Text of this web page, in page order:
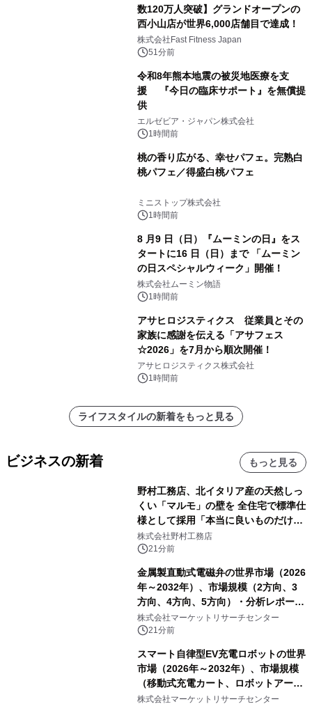
数120万人突破】グランドオープンの
西小山店が世界6,000店舗目で達成！
株式会社Fast Fitness Japan
51分前
令和8年熊本地震の被災地医療を支
援 『今日の臨床サポート』を無償提
供
エルゼビア・ジャパン株式会社
1時間前
桃の香り広がる、幸せパフェ。完熟白
桃パフェ／得盛白桃パフェ
ミニストップ株式会社
1時間前
8 月9 日（日）『ムーミンの日』をス
タートに16 日（日）まで 「ムーミン
の日スペシャルウィーク」開催！
株式会社ムーミン物語
1時間前
アサヒロジスティクス 従業員とその
家族に感謝を伝える「アサフェス
☆2026」を7月から順次開催！
アサヒロジスティクス株式会社
1時間前
ライフスタイルの新着をもっと見る
ビジネスの新着 もっと見る
野村工務店、北イタリア産の天然しっ
くい「マルモ」の壁を 全住宅で標準仕
様として採用「本当に良いものだけに
こだわる」
株式会社野村工務店
21分前
金属製直動式電磁弁の世界市場（2026
年～2032年）、市場規模（2方向、3
方向、4方向、5方向）・分析レポート
を発表
株式会社マーケットリサーチセンター
21分前
スマート自律型EV充電ロボットの世界
市場（2026年～2032年）、市場規模
（移動式充電カート、ロボットアーム
式充電システム、その他）・分析レポ
株式会社マーケットリサーチセンター